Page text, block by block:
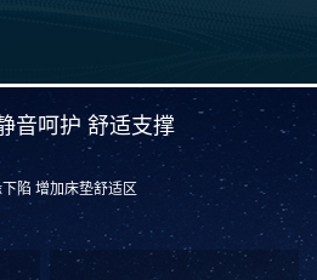
音呵护 舒适支撑
陷 增加床垫舒适区